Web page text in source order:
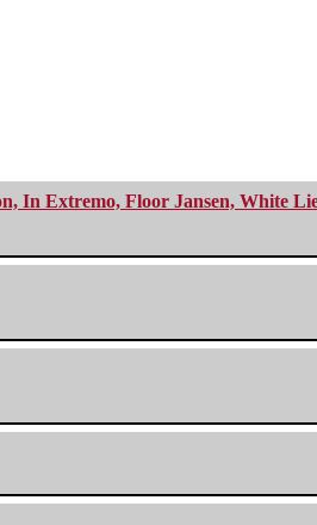
In Extremo, Floor Jansen, White